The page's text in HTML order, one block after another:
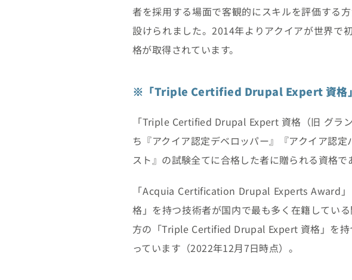
者を採用する場面で客観的にスキルを評価する
設けられました。2014年よりアクイアが世界
格が取得されています。
※「Triple Certified Drupal Expert 資格
「Triple Certified Drupal Expert 資格（旧 グラ
ち『アクイア認定デベロッパー』『アクイア認
スト』の試験全てに合格した者に贈られる資格
「Acquia Certification Drupal Experts Award
格」を持つ技術者が国内で最も多く在籍してい
方の「Triple Certified Drupal Expert 資格」を持
っています（2022年12月7日時点）。